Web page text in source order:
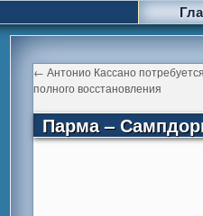
← Антонио Кассано
полного восстановления
Парма –